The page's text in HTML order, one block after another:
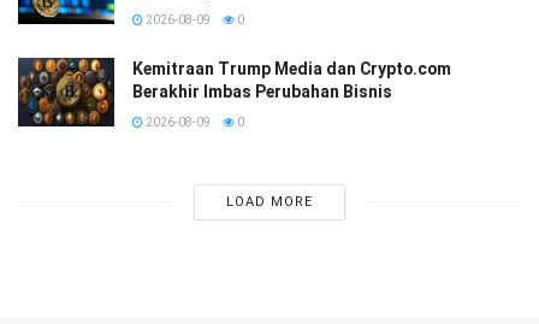
2026-08-09 0
Kemitraan Trump Media dan Crypto.com
Berakhir Imbas Perubahan Bisnis
2026-08-09 0
LOAD MORE